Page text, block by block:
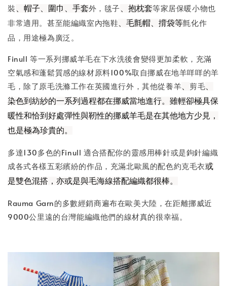
裝 、帽子、圍巾、手套外，毯子 、抱枕套等家居保暖小物也
非常適用。甚至能編織室內拖鞋 、毛氈帽、揹袋等氈化作
品，用途極為廣泛。
Finull 等一系列挪威羊毛在下水洗後會變得更加柔軟，充滿
空氣感和蓬鬆質感的線材原料100%取自挪威在地羊咩咩的羊
毛，除了原毛洗滌工作在英國進行外，其他從養羊
剪毛
染色到紡紗的一系列過程都在挪威當地進行。雖輕卻極具保
暖性和恰到好處彈性與靭性的挪威羊毛是在其他地方少見，
也是極為珍貴的。
多達130多色的Finull 適合搭配你的靈感用棒針或是鉤針編織
成各式各樣五彩繽紛的作品，充滿北歐風的配色約克毛衣或
是雙色混搭，亦或是與毛海線搭配編織都很棒。
Rauma Garn的多數經銷商遍布在歐美大陸，在距離挪威近
9000公里遠的台灣能編織他們的線材真的很幸福。